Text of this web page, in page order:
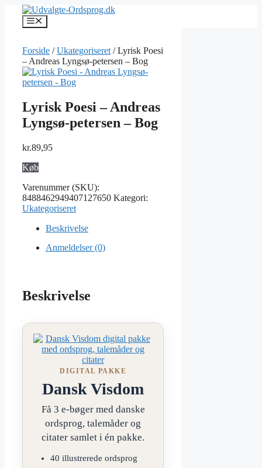
indhold
Menu
Forside /Ukategoriseret / Lyrisk Poesi
– Andreas Lyngsø-petersen – Bog
Lyrisk Poesi – Andreas
Lyngsø-petersen – Bog
kr.89,95
Køb
Varenummer (SKU):
8488462949407127650 Kategori:
Ukategoriseret
Beskrivelse
Anmeldelser (0)
Beskrivelse
DIGITAL PAKKE
Dansk Visdom
Få 3 e-bøger med danske
ordsprog, talemåder og
citater samlet i én pakke.
40 illustrerede ordsprog